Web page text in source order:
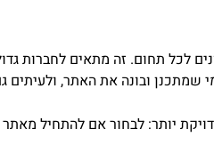
לכל תחום. זה מתאים
שמתכנן ובונה את האתר,